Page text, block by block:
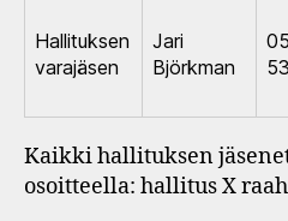
Hallituksen
varajäsen
Jari
Björkman
Kaikki hallituksen
osoitteella: hallitus X